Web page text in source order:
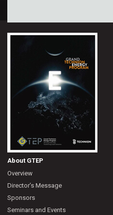
About GTEP
Overview
Director’s Message
Sponsors
Seminars and Events